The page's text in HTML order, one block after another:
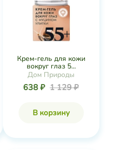
Крем-гель для кожи
вокруг глаз 5...
Дом Природы
638 ₽ 1 129 ₽
В корзину